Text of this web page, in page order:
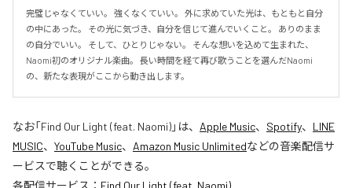
完璧じゃなくていい。 強くなくていい。 外に求めていた光は、もともと自分
の中にあった。 その光に気づき、自分を信じて進んでいくこと。 ありのまま
の自分でいい。 そして、ひとりじゃない。 そんな想いを込めて生まれた、
Naomi初のオリジナル楽曲。 長い時間を経て再び歌うことを選んだNaomi
の、新たな表現がここから動き出します。
なお「Find Our Light (feat. Naomi)」は、 Apple Music、 Spotify、 LINE
MUSIC、 YouTube Music、 Amazon Music Unlimitedなどの音楽配信サ
ービスで聴くことができる。
各配信サービス： Find Our Light (feat. Naomi)